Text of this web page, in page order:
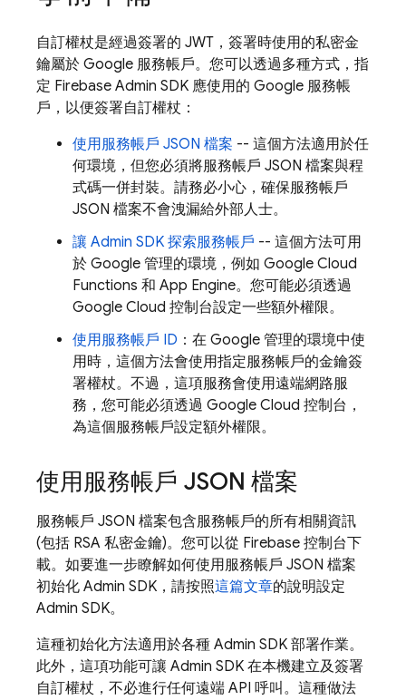
自訂權杖是經過簽署的 JWT，簽署時使用的私密金
鑰屬於 Google 服務帳戶。您可以透過多種方式，指
定 Firebase Admin SDK 應使用的 Google 服務帳
戶，以便簽署自訂權杖：
使用服務帳戶 JSON 檔案 -- 這個方法適用於任
何環境，但您必須將服務帳戶 JSON 檔案與程
式碼一併封裝。請務必小心，確保服務帳戶
JSON 檔案不會洩漏給外部人士。
讓 Admin SDK 探索服務帳戶 -- 這個方法可用
於 Google 管理的環境，例如 Google Cloud
Functions 和 App Engine。您可能必須透過
Google Cloud 控制台設定一些額外權限。
使用服務帳戶 ID ：在 Google 管理的環境中使
用時，這個方法會使用指定服務帳戶的金鑰簽
署權杖。不過，這項服務會使用遠端網路服
務，您可能必須透過 Google Cloud 控制台，
為這個服務帳戶設定額外權限。
使用服務帳戶 JSON 檔案
服務帳戶 JSON 檔案包含服務帳戶的所有相關資訊
(包括 RSA 私密金鑰)。您可以從 Firebase 控制台下
載。如要進一步瞭解如何使用服務帳戶 JSON 檔案
初始化 Admin SDK，請按照這篇文章的說明設定
Admin SDK。
這種初始化方法適用於各種 Admin SDK 部署作業。
此外，這項功能可讓 Admin SDK 在本機建立及簽署
自訂權杖，不必進行任何遠端 API 呼叫。這種做法